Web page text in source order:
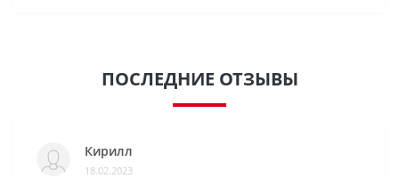
ПОСЛЕДНИЕ ОТЗЫВЫ
Кирилл
18.02.2023